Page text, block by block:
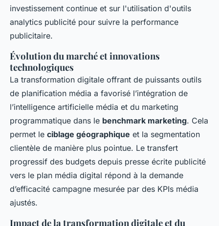
investissement continue et sur l'utilisation d'outils
analytics publicité pour suivre la performance
publicitaire.
Évolution du marché et innovations
technologiques
La transformation digitale offrant de puissants outils
de planification média a favorisé l’intégration de
l’intelligence artificielle média et du marketing
programmatique dans le benchmark marketing. Cela
permet le ciblage géographique et la segmentation
clientèle de manière plus pointue. Le transfert
progressif des budgets depuis presse écrite publicité
vers le plan média digital répond à la demande
d’efficacité campagne mesurée par des KPIs média
ajustés.
Impact de la transformation digitale et du